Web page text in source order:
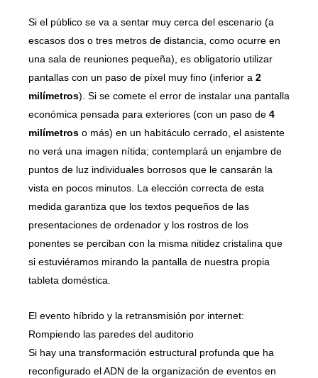
Si el público se va a sentar muy cerca del escenario (a
escasos dos o tres metros de distancia, como ocurre en
una sala de reuniones pequeña), es obligatorio utilizar
pantallas con un paso de píxel muy fino (inferior a 2
milímetros). Si se comete el error de instalar una pantalla
económica pensada para exteriores (con un paso de 4
milímetros o más) en un habitáculo cerrado, el asistente
no verá una imagen nítida; contemplará un enjambre de
puntos de luz individuales borrosos que le cansarán la
vista en pocos minutos. La elección correcta de esta
medida garantiza que los textos pequeños de las
presentaciones de ordenador y los rostros de los
ponentes se perciban con la misma nitidez cristalina que
si estuviéramos mirando la pantalla de nuestra propia
tableta doméstica.
El evento híbrido y la retransmisión por internet:
Rompiendo las paredes del auditorio
Si hay una transformación estructural profunda que ha
reconfigurado el ADN de la organización de eventos en